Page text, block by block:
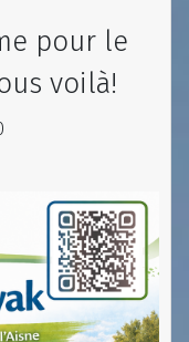
pour le
voilà!